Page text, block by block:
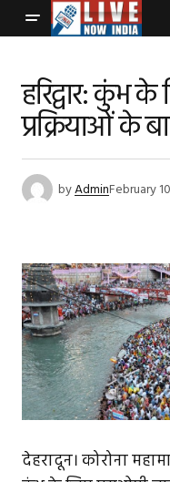
हरिद्वार: कुंभ
प्रक्रियाओं के
byAdminFebruary
देहरादून। कोरोना